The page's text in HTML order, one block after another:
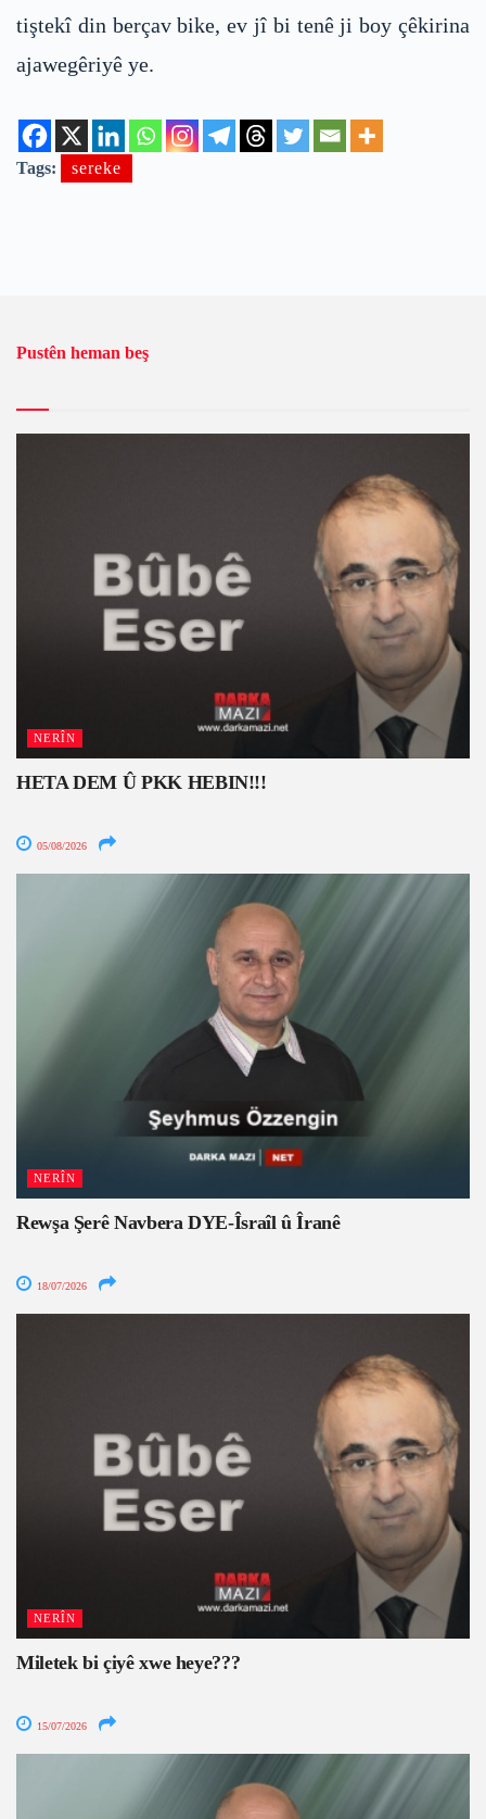
tiştekî din berçav bike, ev jî bi tenê ji boy çêkirina
ajawegêriyê ye.
Tags: sereke
Pustên heman beş
NERÎN
HETA DEM Û PKK HEBIN!!!
05/08/2026
NERÎN
Rewşa Şerê Navbera DYE-Îsraîl û Îranê
18/07/2026
NERÎN
Miletek bi çiyê xwe heye???
15/07/2026